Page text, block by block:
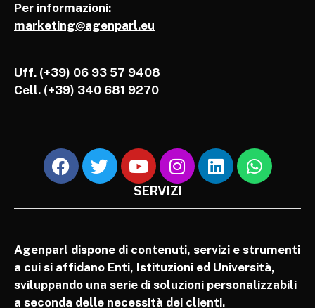
Per informazioni:
marketing@agenparl.eu
Uff. (+39) 06 93 57 9408
Cell. (+39) 340 681 9270
SERVIZI
Agenparl dispone di contenuti, servizi e strumenti
a cui si affidano Enti, Istituzioni ed Università,
sviluppando una serie di soluzioni personalizzabili
a seconda delle necessità dei clienti.